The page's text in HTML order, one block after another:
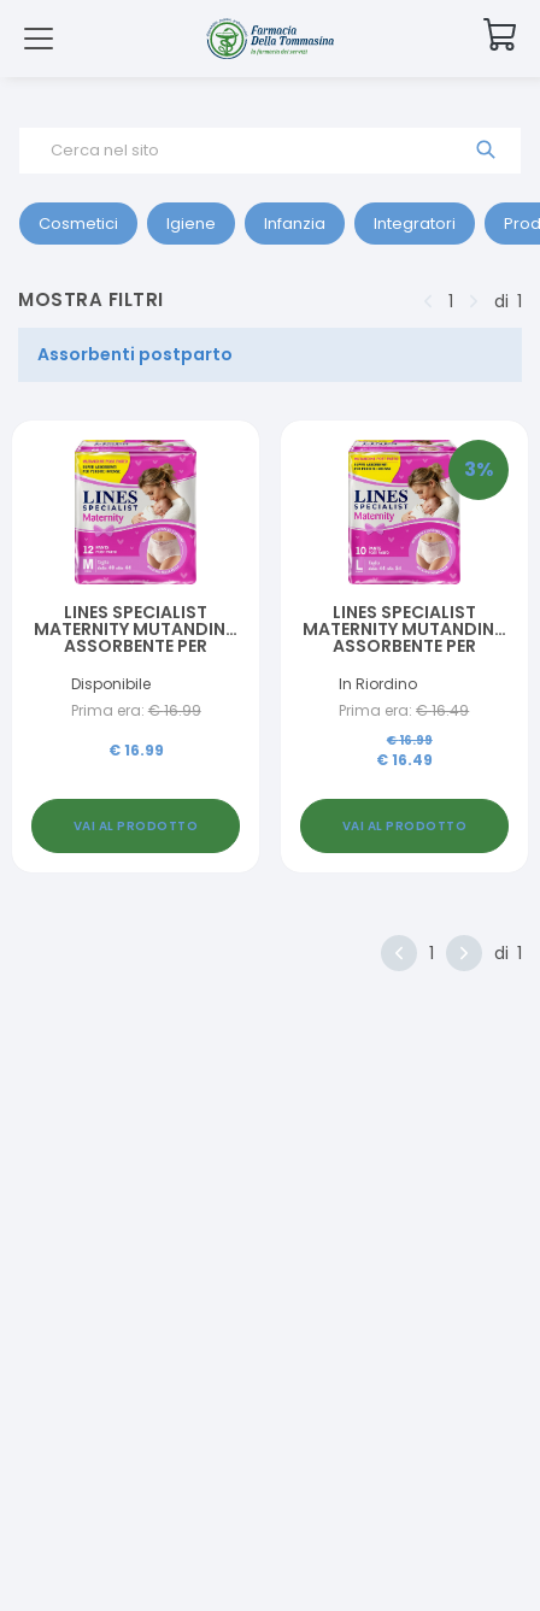
Cerca nel sito
Cosmetici Igiene Infanzia Integratori
MOSTRA FILTRI 1 di 1
Assorbenti postparto
LINES SPECIALIST
MATERNITY MUTANDINA
ASSORBENTE PER
MISURA MEDIUM 12
PEZZI
Disponibile
Prima era: €16.99
€16.99
VAI AL PRODOTTO
3%
LINES SPECIALIST
MATERNITY MUTANDINA
ASSORBENTE PER
MISURA LARGE 10 PEZZI
In Riordino
Prima era: €16.49
€16.99
€16.49
VAI AL PRODOTTO
1 di 1